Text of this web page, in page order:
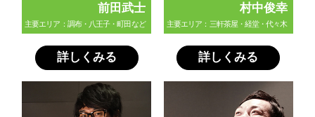
前田武士
主要エリア：調布・八王子・町田など
詳しくみる
村中俊幸
主要エリア：三軒茶屋・経堂・代々木
詳しくみる